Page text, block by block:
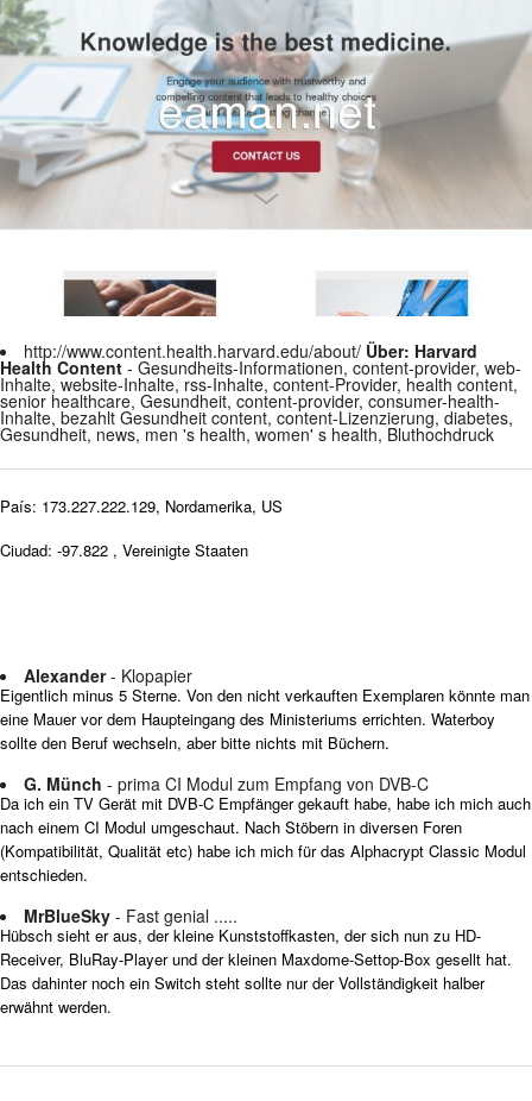
http://www.content.health.harvard.edu/about/ Über: Harvard
Health Content - Gesundheits-Informationen, content-provider, web-
Inhalte, website-Inhalte, rss-Inhalte, content-Provider, health content,
senior healthcare, Gesundheit, content-provider, consumer-health-
Inhalte, bezahlt Gesundheit content, content-Lizenzierung, diabetes,
Gesundheit, news, men 's health, women' s health, Bluthochdruck
País: 173.227.222.129, Nordamerika, US
Ciudad: -97.822 , Vereinigte Staaten
Alexander- Klopapier
Eigentlich minus 5 Sterne. Von den nicht verkauften Exemplaren könnte man
eine Mauer vor dem Haupteingang des Ministeriums errichten. Waterboy
sollte den Beruf wechseln, aber bitte nichts mit Büchern.
G. Münch - prima CI Modul zum Empfang von DVB-C
Da ich ein TV Gerät mit DVB-C Empfänger gekauft habe, habe ich mich auch
nach einem CI Modul umgeschaut. Nach Stöbern in diversen Foren
(Kompatibilität, Qualität etc) habe ich mich für das Alphacrypt Classic Modul
entschieden.
MrBlueSky - Fast genial .....
Hübsch sieht er aus, der kleine Kunststoffkasten, der sich nun zu HD-
Receiver, BluRay-Player und der kleinen Maxdome-Settop-Box gesellt hat.
Das dahinter noch ein Switch steht sollte nur der Vollständigkeit halber
erwähnt werden.